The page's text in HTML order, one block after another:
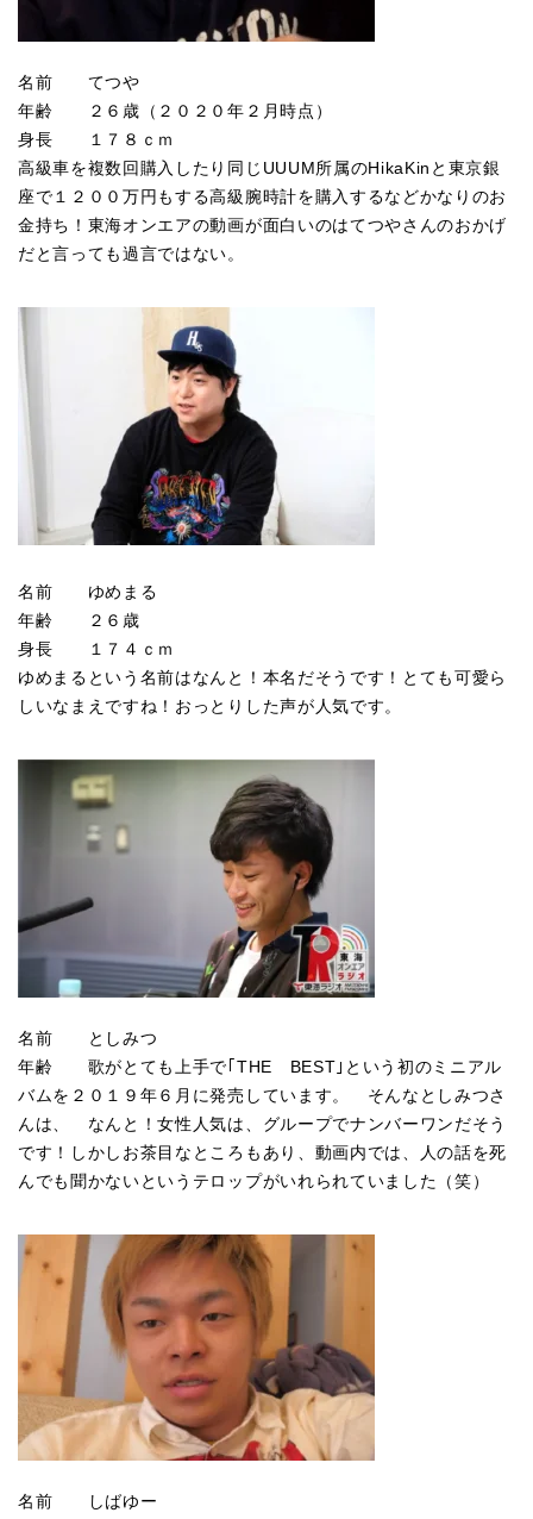
名前 てつや
年齢 ２６歳（２０２０年２月時点）
身長 １７８ｃｍ
高級車を複数回購入したり同じUUUM所属のHikaKinと東京銀
座で１２００万円もする高級腕時計を購入するなどかなりのお
金持ち！東海オンエアの動画が面白いのはてつやさんのおかげ
だと言っても過言ではない。
名前 ゆめまる
年齢 ２６歳
身長 １７４ｃｍ
ゆめまるという名前はなんと！本名だそうです！とても可愛ら
しいなまえですね！おっとりした声が人気です。
名前 としみつ
年齢 歌がとても上手で｢THE BEST｣という初のミニアル
バムを２０１９年６月に発売しています。 そんなとしみつさ
んは、 なんと！女性人気は、グループでナンバーワンだそう
です！しかしお茶目なところもあり、動画内では、人の話を死
んでも聞かないというテロップがいれられていました（笑）
名前 しばゆー